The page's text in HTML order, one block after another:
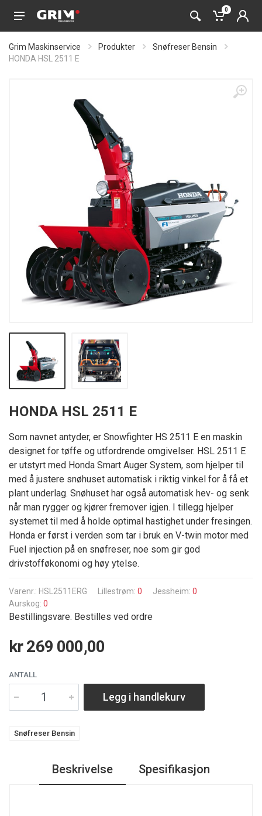
0
Grim Maskinservice Produkter
Snøfreser Bensin
HONDA HSL 2511 E
HONDA HSL 2511 E
Som navnet antyder, er Snowfighter HS 2511 E en maskin
designet for tøffe og utfordrende omgivelser. HSL 2511 E
er utstyrt med Honda Smart Auger System, som hjelper til
med å justere snøhuset automatisk i riktig vinkel for å få et
plant underlag. Snøhuset har også automatisk hev- og senk
når man rygger og kjører fremover igjen. I tillegg hjelper
systemet til med å holde optimal hastighet under fresingen.
Honda er først i verden som tar i bruk en V-twin motor med
Fuel injection på en snøfreser, noe som gir god
drivstofføkonomi og høy ytelse.
Varenr.: HSL2511ERG Lillestrøm: 0 Jessheim: 0
Aurskog: 0
Bestillingsvare. Bestilles ved ordre
kr 269 000,00
ANTALL
Legg i handlekurv
Snøfreser Bensin
Beskrivelse Spesifikasjon